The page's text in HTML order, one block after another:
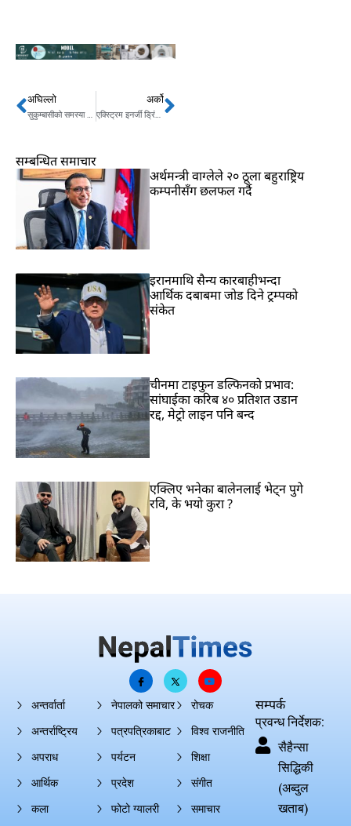
Prev
अघिल्लो
सुकुम्बासीको समस्या ५ सय दिनभित्र समाधान हुने
अर्को
एक्स्ट्रिम इनर्जी ड्रिंक्स : एनपीएलका छ फ्रेन्चाइज टोलीको टाइटल स्पोन्सर Next
सम्बन्धित समाचार
अर्थमन्त्री वाग्लेले २० ठूला बहुराष्ट्रिय
कम्पनीसँग छलफल गर्दै
इरानमाथि सैन्य कारबाहीभन्दा
आर्थिक दबाबमा जोड दिने ट्रम्पको
संकेत
चीनमा टाइफुन डल्फिनको प्रभाव:
सांघाईका करिब ४० प्रतिशत उडान
रद्द, मेट्रो लाइन पनि बन्द
एक्लिए भनेका बालेनलाई भेट्न पुगे
रवि, के भयो कुरा ?
अन्तर्वार्ता
अन्तर्राष्ट्रिय
अपराध
आर्थिक
कला
नेपालको समाचार
पत्रपत्रिकाबाट
पर्यटन
प्रदेश
फोटो ग्यालरी
रोचक
विश्व राजनीति
शिक्षा
संगीत
समाचार
सम्पर्क
प्रवन्ध निर्देशक:
सैहैन्सा
सिद्धिकी
(अब्दुल
खताब)